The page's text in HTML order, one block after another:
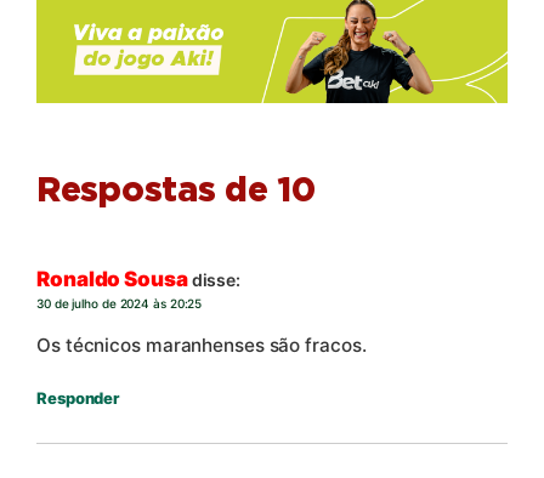
Respostas de 10
Ronaldo Sousadisse:
30 de julho de 2024 às 20:25
Os técnicos maranhenses são fracos.
Responder